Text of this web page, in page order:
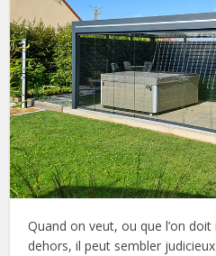
Quand on veut, ou que l’on
dehors, il peut sembler